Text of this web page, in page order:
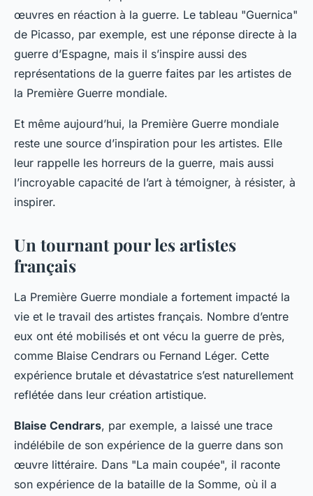
œuvres en réaction à la guerre. Le tableau "Guernica"
de Picasso, par exemple, est une réponse directe à la
guerre d’Espagne, mais il s’inspire aussi des
représentations de la guerre faites par les artistes de
la Première Guerre mondiale.
Et même aujourd’hui, la Première Guerre mondiale
reste une source d’inspiration pour les artistes. Elle
leur rappelle les horreurs de la guerre, mais aussi
l’incroyable capacité de l’art à témoigner, à résister, à
inspirer.
Un tournant pour les artistes
français
La Première Guerre mondiale a fortement impacté la
vie et le travail des artistes français. Nombre d’entre
eux ont été mobilisés et ont vécu la guerre de près,
comme Blaise Cendrars ou Fernand Léger. Cette
expérience brutale et dévastatrice s’est naturellement
reflétée dans leur création artistique.
Blaise Cendrars, par exemple, a laissé une trace
indélébile de son expérience de la guerre dans son
œuvre littéraire. Dans "La main coupée", il raconte
son expérience de la bataille de la Somme, où il a